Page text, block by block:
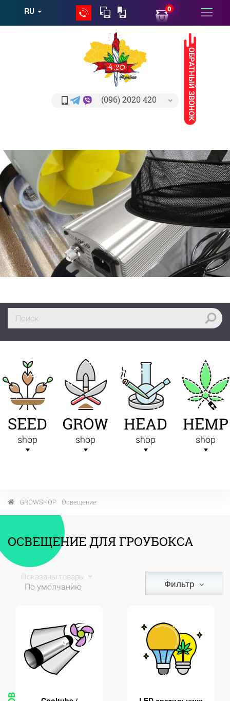
RU 0
ОБРАТНЫЙ ЗВОНОК
(096) 2020 420
SEED
shop
GROW
shop
HEAD
shop
HEMP
shop
GROWSHOP Освещение
ОСВЕЩЕНИЕ ДЛЯ ГРОУБОКСА
Показаны товары
По умолчанию Фильтр